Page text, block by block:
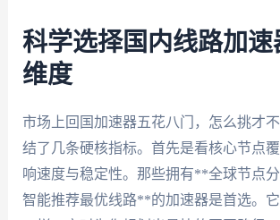
科学选择国内线路加速
维度
市场上回国加速器五花八门，怎么挑才
结了几条硬核指标。首先是看核心节点
响速度与稳定性。那些拥有**全球节点
智能推荐最优线路**的加速器是首选。